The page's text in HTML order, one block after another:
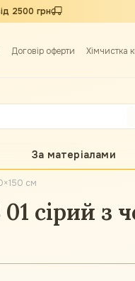
2500 грн
Договір оферти
Хімчистка
За матеріалами
см
сірий з